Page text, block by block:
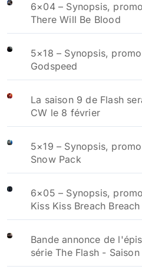
6×04 – Synopsis,
There Will Be Blood
5×18 – Synopsis,
Godspeed
La saison 9 de Flash
CW le 8 février
5×19 – Synopsis,
Snow Pack
6×05 – Synopsis,
Kiss Kiss Breach Breach
Bande annonce de
série The Flash -